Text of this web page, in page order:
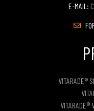
E-MAIL:
VITARADE®
VITARADE®